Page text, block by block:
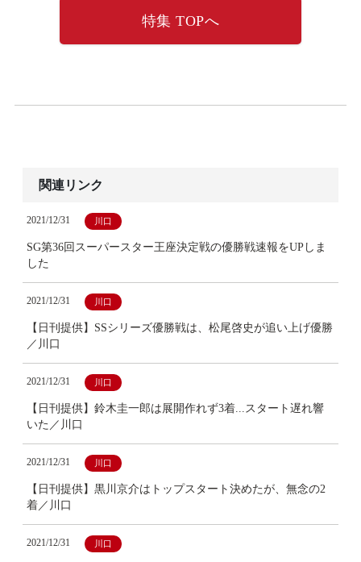
特集 TOPへ
関連リンク
2021/12/31 川口
SG第36回スーパースター王座決定戦の優勝戦速報をUPしま
した
2021/12/31 川口
【日刊提供】SSシリーズ優勝戦は、松尾啓史が追い上げ優勝
／川口
2021/12/31 川口
【日刊提供】鈴木圭一郎は展開作れず3着...スタート遅れ響
いた／川口
2021/12/31 川口
【日刊提供】黒川京介はトップスタート決めたが、無念の2
着／川口
2021/12/31 川口